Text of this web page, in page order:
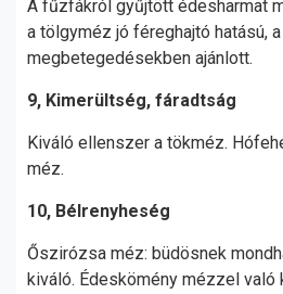
A fűzfákról gyűjtött édesharmat
a tölgyméz jó féreghajtó hatású,
megbetegedésekben ajánlott.
9, Kimerültség, fáradtság
Kiváló ellenszer a tökméz.
méz.
10, Bélrenyheség
Őszirózsa méz: büdösnek
kiváló. Édeskömény mézzel való